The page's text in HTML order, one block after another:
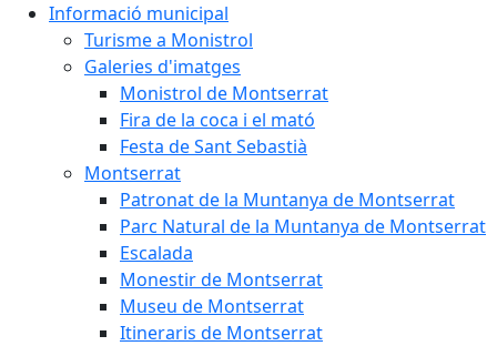
Informació municipal
Turisme a Monistrol
Galeries d'imatges
Monistrol de Montserrat
Fira de la coca i el mató
Festa de Sant Sebastià
Montserrat
Patronat de la Muntanya de Montserrat
Parc Natural de la Muntanya de Montserrat
Escalada
Monestir de Montserrat
Museu de Montserrat
Itineraris de Montserrat